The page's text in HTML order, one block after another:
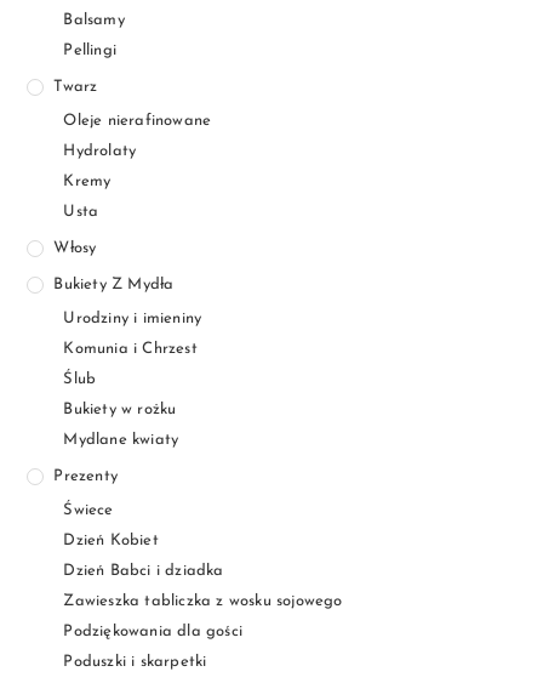
Balsamy
Pellingi
Twarz
Oleje nierafinowane
Hydrolaty
Kremy
Usta
Włosy
Bukiety Z Mydła
Urodziny i imieniny
Komunia i Chrzest
Ślub
Bukiety w rożku
Mydlane kwiaty
Prezenty
Świece
Dzień Kobiet
Dzień Babci i dziadka
Zawieszka tabliczka z wosku sojowego
Podziękowania dla gości
Poduszki i skarpetki